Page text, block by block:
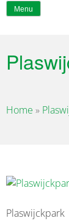
Menu
Home »
Plaswijckpark